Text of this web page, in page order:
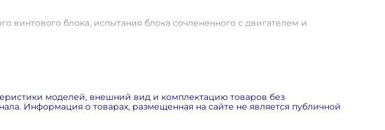
винтового блока, испытания блока сочлененного с двигателем и
за счет применения центробежного малошумного и надежного
и винтового блока на виброопорах.
моделей, внешний вид и комплектацию товаров без
Информация о товарах, размещенная на сайте не является публичной